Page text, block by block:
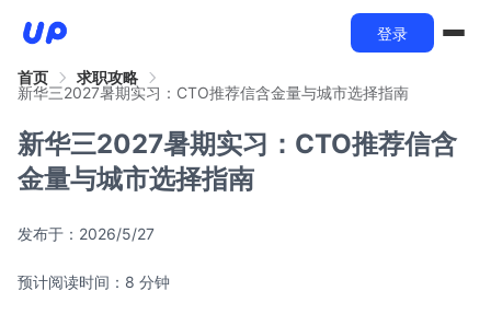
登录
首页
求职攻略
新华三2027暑期实习：CTO推荐信含金量与城市选择指南
新华三2027暑期实习：CTO推荐信含
金量与城市选择指南
发布于： 2026/5/27
预计阅读时间：8 分钟